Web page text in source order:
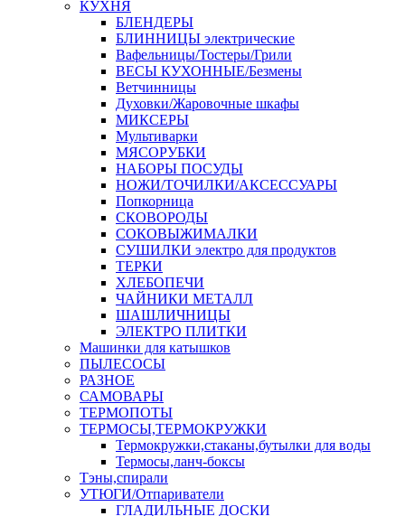
КУХНЯ
БЛЕНДЕРЫ
БЛИННИЦЫ электрические
Вафельницы/Тостеры/Грили
ВЕСЫ КУХОННЫЕ/Безмены
Ветчинницы
Духовки/Жаровочные шкафы
МИКСЕРЫ
Мультиварки
МЯСОРУБКИ
НАБОРЫ ПОСУДЫ
НОЖИ/ТОЧИЛКИ/АКСЕССУАРЫ
Попкорница
СКОВОРОДЫ
СОКОВЫЖИМАЛКИ
СУШИЛКИ электро для продуктов
ТЕРКИ
ХЛЕБОПЕЧИ
ЧАЙНИКИ МЕТАЛЛ
ШАШЛИЧНИЦЫ
ЭЛЕКТРО ПЛИТКИ
Машинки для катышков
ПЫЛЕСОСЫ
РАЗНОЕ
САМОВАРЫ
ТЕРМОПОТЫ
ТЕРМОСЫ,ТЕРМОКРУЖКИ
Термокружки,стаканы,бутылки для воды
Термосы,ланч-боксы
Тэны,спирали
УТЮГИ/Отпариватели
ГЛАДИЛЬНЫЕ ДОСКИ